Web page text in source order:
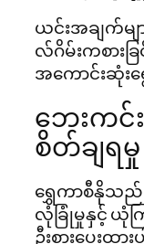
ယင်းအချက်မ
လ်ဂိမ်းကစား
အကောင်းဆုံး
ဘေးကင်
စိတ်ချရမှု
ရွှေကာစီနိုသည်
လုံခြုံမှုနှင့် ယုံ
ဦးစားပေးထ